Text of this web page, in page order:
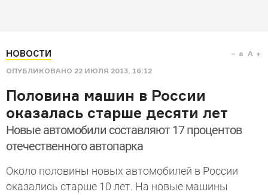
НОВОСТИ
ОПУБЛИКОВАНО 22 ИЮЛЯ 2013, 16:12
a A
Половина машин в России
оказалась старше десяти лет
Новые автомобили составляют 17 процентов
отечественного автопарка
Около половины новых автомобилей в России
оказались старше 10 лет. На новые машины